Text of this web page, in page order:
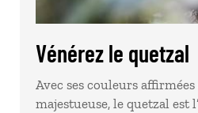
Vénérez le quetzal
Avec ses couleurs
majestueuse, le quetzal est